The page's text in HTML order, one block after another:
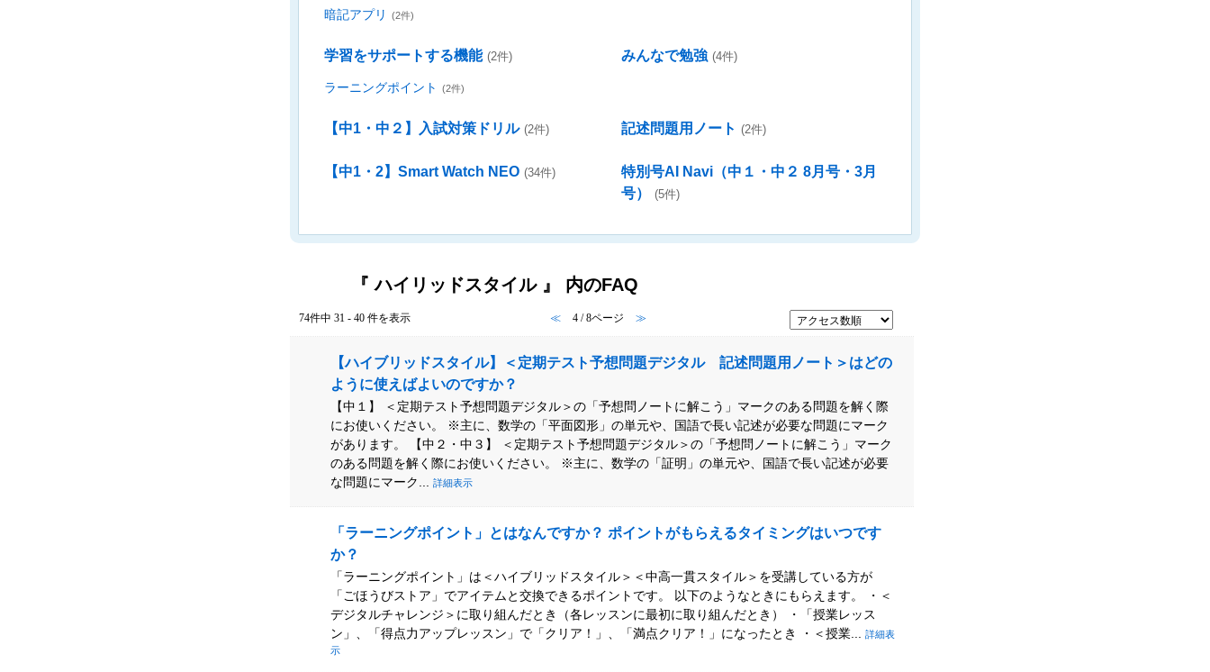
暗記アプリ (2件)
学習をサポートする機能 (2件)
ラーニングポイント (2件)
みんなで勉強 (4件)
【中1・中２】入試対策ドリル (2件) 記述問題用ノート (2件)
【中1・2】Smart Watch NEO (34件)
特別号AI Navi（中１・中２ 8月号・3月
号）
(5件)
『 ハイリッドスタイル 』 内のFAQ
74件中 31 - 40 件を表示 ≪ 4 / 8ページ ≫
【ハイブリッドスタイル】＜定期テスト予想問題デジタル 記述問題用ノート＞はどの
ように使えばよいのですか？
【中１】 ＜定期テスト予想問題デジタル＞の「予想問ノートに解こう」マークのある問題を解く際
にお使いください。 ※主に、数学の「平面図形」の単元や、国語で長い記述が必要な問題にマーク
があります。 【中２・中３】 ＜定期テスト予想問題デジタル＞の「予想問ノートに解こう」マーク
のある問題を解く際にお使いください。 ※主に、数学の「証明」の単元や、国語で長い記述が必要
な問題にマーク...
詳細表示
「ラーニングポイント」とはなんですか？ ポイントがもらえるタイミングはいつです
か？
「ラーニングポイント」は＜ハイブリッドスタイル＞＜中高一貫スタイル＞を受講している方が
「ごほうびストア」でアイテムと交換できるポイントです。 以下のようなときにもらえます。 ・＜
デジタルチャレンジ＞に取り組んだとき（各レッスンに最初に取り組んだとき） ・「授業レッス
ン」、「得点力アップレッスン」で「クリア！」、「満点クリア！」になったとき ・＜授業...
詳細表
示